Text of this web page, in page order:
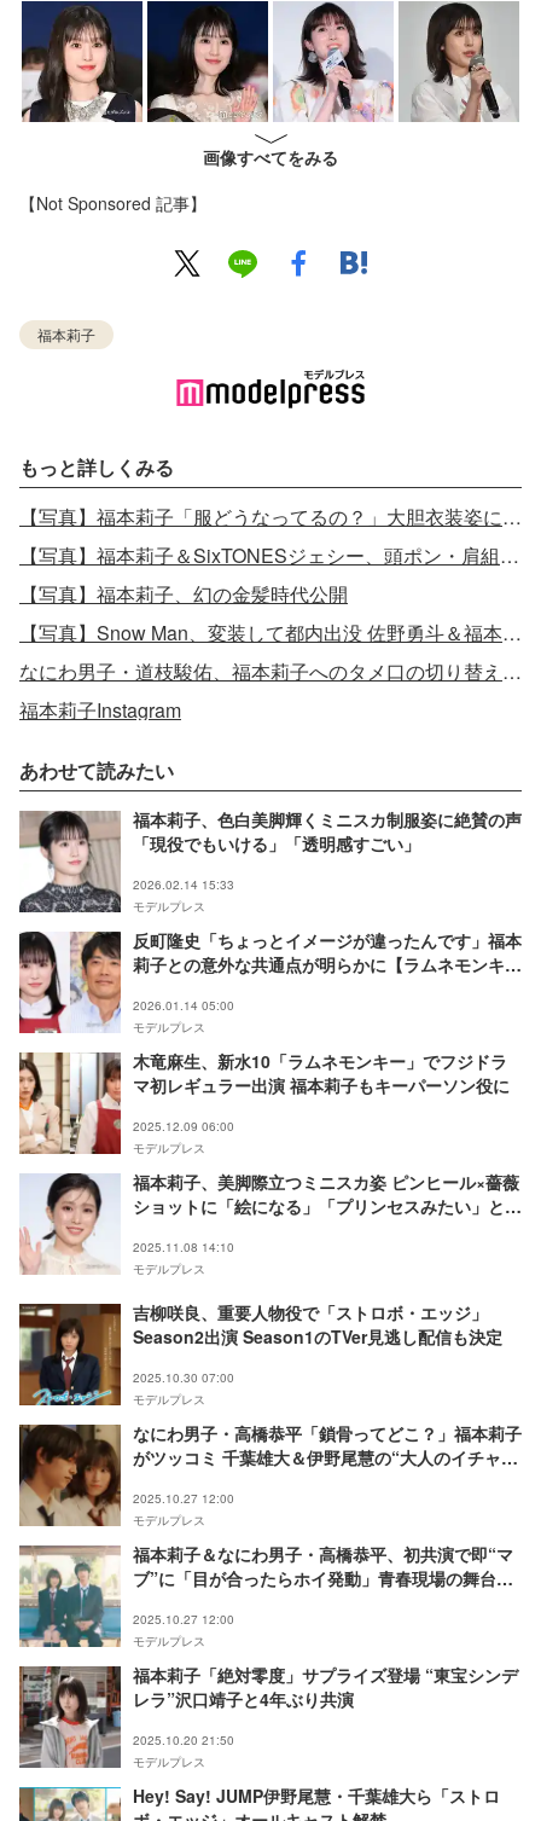
画像すべてをみる
【Not Sponsored 記事】
福本莉子
もっと詳しくみる
【写真】福本莉子「服どうなってるの？」大胆衣装姿に反響
【写真】福本莉子＆SixTONESジェシー、頭ポン・肩組み…密着2ショット
【写真】福本莉子、幻の金髪時代公開
【写真】Snow Man、変装して都内出没 佐野勇斗＆福本莉子が駆けつける
なにわ男子・道枝駿佑、福本莉子へのタメ口の切り替えに「後悔」
福本莉子Instagram
あわせて読みたい
福本莉子、色白美脚輝くミニスカ制服姿に絶賛の声
「現役でもいける」「透明感すごい」
2026.02.14 15:33
モデルプレス
反町隆史「ちょっとイメージが違ったんです」福本
莉子との意外な共通点が明らかに【ラムネモンキ
2026.01.14 05:00
モデルプレス
木竜麻生、新水10「ラムネモンキー」でフジドラ
マ初レギュラー出演 福本莉子もキーパーソン役に
2025.12.09 06:00
モデルプレス
福本莉子、美脚際立つミニスカ姿 ピンヒール×薔薇
ショットに「絵になる」「プリンセスみたい」と絶
2025.11.08 14:10
モデルプレス
吉柳咲良、重要人物役で「ストロボ・エッジ」
Season2出演 Season1のTVer見逃し配信も決定
2025.10.30 07:00
モデルプレス
なにわ男子・高橋恭平「鎖骨ってどこ？」福本莉子
がツッコミ 千葉雄大＆伊野尾慧の“大人のイチャイ
後編】
2025.10.27 12:00
モデルプレス
福本莉子＆なにわ男子・高橋恭平、初共演で即“マ
ブ”に「目が合ったらホイ発動」青春現場の舞台裏
2025.10.27 12:00
モデルプレス
福本莉子「絶対零度」サプライズ登場 “東宝シンデ
レラ”沢口靖子と4年ぶり共演
2025.10.20 21:50
モデルプレス
Hey! Say! JUMP伊野尾慧・千葉雄大ら「ストロ